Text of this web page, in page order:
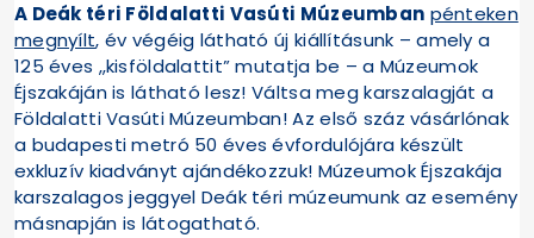
A Deák téri Földalatti Vasúti Múzeumban pénteken
megnyílt, év végéig látható új kiállításunk – amely a
125 éves „kisföldalattit” mutatja be – a Múzeumok
Éjszakáján is látható lesz! Váltsa meg karszalagját a
Földalatti Vasúti Múzeumban! Az első száz vásárlónak
a budapesti metró 50 éves évfordulójára készült
exkluzív kiadványt ajándékozzuk! Múzeumok Éjszakája
karszalagos jeggyel Deák téri múzeumunk az esemény
másnapján is látogatható.